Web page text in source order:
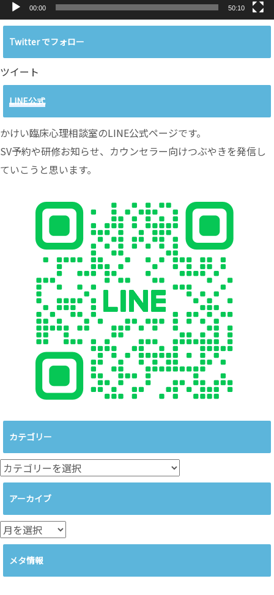
00:00 50:10
Twitter でフォロー
ツイート
LINE公式
かけい臨床心理相談室のLINE公式ページです。
SV予約や研修お知らせ、カウンセラー向けつぶやきを発信し
ていこうと思います。
カテゴリー
カ
テ
リ
ー
アーカイブ
ア
ー
イ
メタ情報